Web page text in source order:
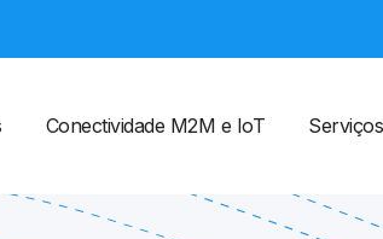
Conectividade M2M e IoT